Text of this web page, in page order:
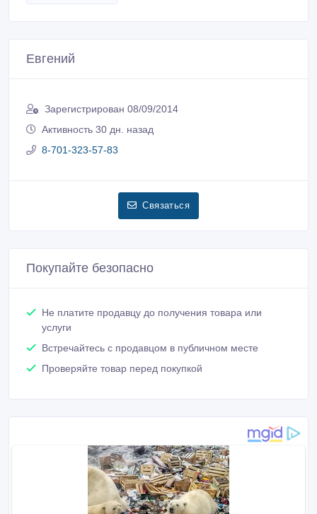
Евгений
Зарегистрирован 08/09/2014
Активность 30 дн. назад
8-701-323-57-83
Связаться
Покупайте безопасно
Не платите продавцу до получения товара или
услуги
Встречайтесь с продавцом в публичном месте
Проверяйте товар перед покупкой